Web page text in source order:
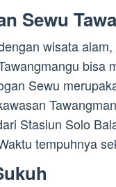
Sewu
wisata
bisa
Sewu
Stasiun Solo
tempuhnya